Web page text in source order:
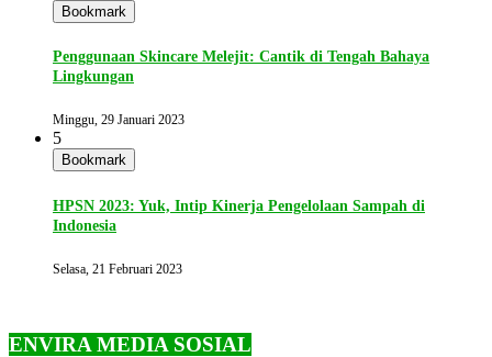
Bookmark
Penggunaan Skincare Melejit: Cantik di Tengah Bahaya
Lingkungan
Minggu, 29 Januari 2023
5
Bookmark
HPSN 2023: Yuk, Intip Kinerja Pengelolaan Sampah di
Indonesia
Selasa, 21 Februari 2023
ENVIRA MEDIA SOSIAL